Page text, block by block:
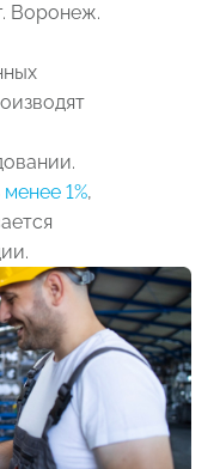
Воронеж.
менее 1%,